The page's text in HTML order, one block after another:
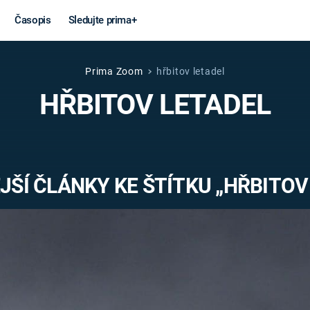
Časopis Sledujte prima+
Věda a
technika
MARS
Války
VÁLEČNÉ
Prima Zoom hřbitov letadel
HŘBITOV LETADEL
ČLÁNKY KE ŠTÍTKU „HŘBITOV